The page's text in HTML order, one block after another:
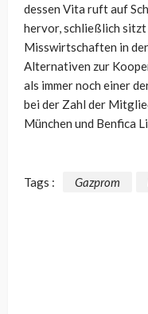
dessen Vita ruft auf
hervor, schließlich sitzt
Misswirtschaften in
Alternativen zur
als immer noch einer
bei der Zahl der
München und Benfica
Tags : Gazprom